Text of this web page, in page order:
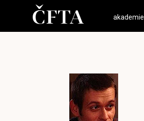
akademie